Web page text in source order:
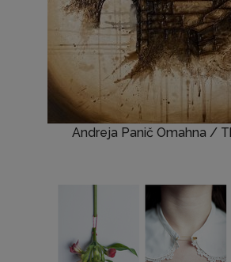
Andreja Panič Omahna /